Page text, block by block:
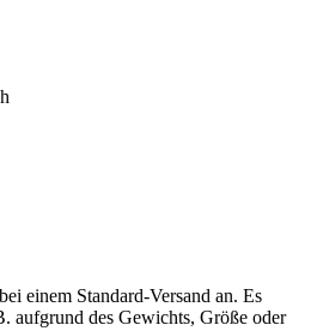
einem Standard-Versand an. Es
aufgrund des Gewichts, Größe oder